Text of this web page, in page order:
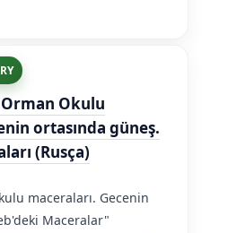
Okulu
ortasında güneş.
(Rusça)
maceraları. Gecenin
Maceralar"